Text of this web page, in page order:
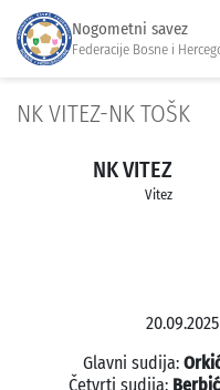
Nogometni savez
Federacije Bosne i
NK VITEZ-NK TOŠK
NK VITEZ
Vitez
Glavni sudija:
Četvrti sudija: